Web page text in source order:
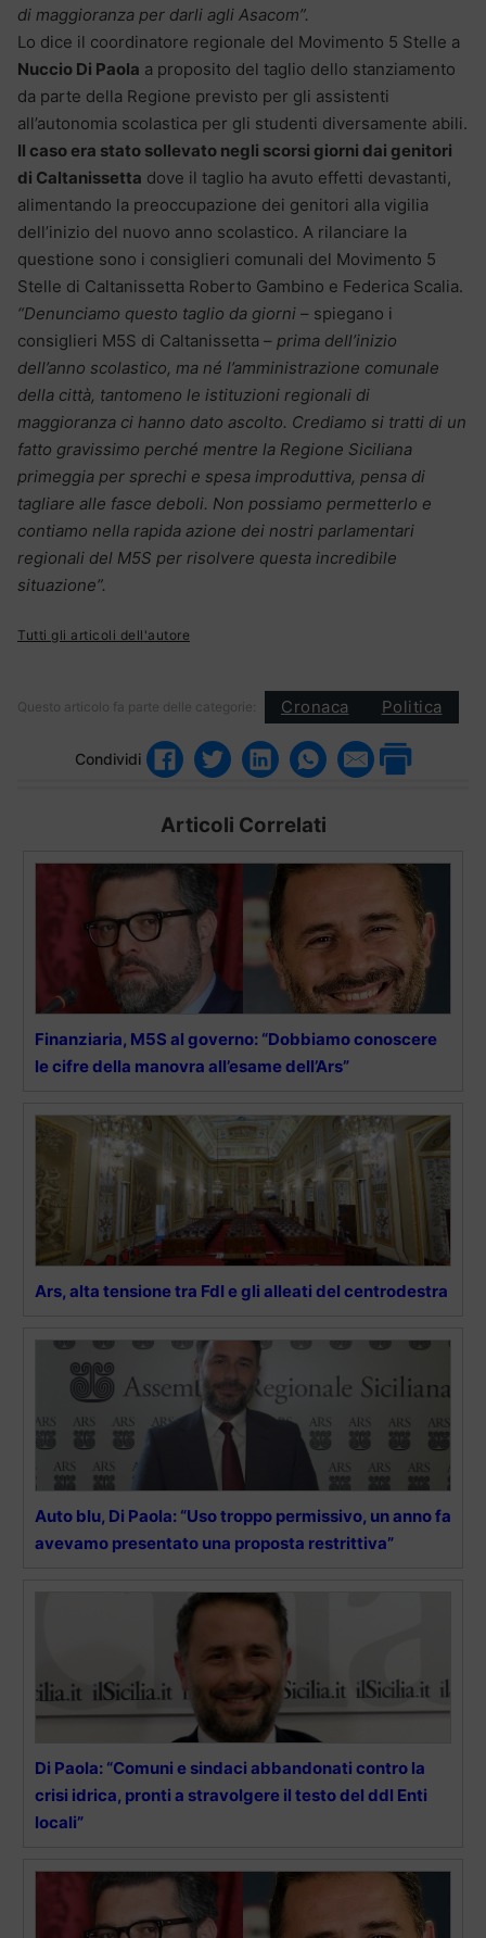
di maggioranza per darli agli Asacom”.
Lo dice il coordinatore regionale del Movimento 5 Stelle a
Nuccio Di Paola a proposito del taglio dello stanziamento
da parte della Regione previsto per gli assistenti
all’autonomia scolastica per gli studenti diversamente abili.
Il caso era stato sollevato negli scorsi giorni dai genitori
di Caltanissetta dove il taglio ha avuto effetti devastanti,
alimentando la preoccupazione dei genitori alla vigilia
dell’inizio del nuovo anno scolastico. A rilanciare la
questione sono i consiglieri comunali del Movimento 5
Stelle di Caltanissetta Roberto Gambino e Federica Scalia.
“Denunciamo questo taglio da giorni – spiegano i
consiglieri M5S di Caltanissetta – prima dell’inizio
dell’anno scolastico, ma né l’amministrazione comunale
della città, tantomeno le istituzioni regionali di
maggioranza ci hanno dato ascolto. Crediamo si tratti di un
fatto gravissimo perché mentre la Regione Siciliana
primeggia per sprechi e spesa improduttiva, pensa di
tagliare alle fasce deboli. Non possiamo permetterlo e
contiamo nella rapida azione dei nostri parlamentari
regionali del M5S per risolvere questa incredibile
situazione”.
Tutti gli articoli dell'autore
Questo articolo fa parte delle categorie: Cronaca Politica
Condividi
Articoli Correlati
Finanziaria, M5S al governo: “Dobbiamo conoscere
le cifre della manovra all’esame dell’Ars”
Ars, alta tensione tra FdI e gli alleati del centrodestra
Auto blu, Di Paola: “Uso troppo permissivo, un anno fa
avevamo presentato una proposta restrittiva”
Di Paola: “Comuni e sindaci abbandonati contro la
crisi idrica, pronti a stravolgere il testo del ddl Enti
locali”